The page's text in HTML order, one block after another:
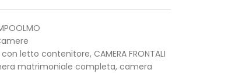
letto contenitore, CAMERA FRONTALI
matrimoniale completa, camera